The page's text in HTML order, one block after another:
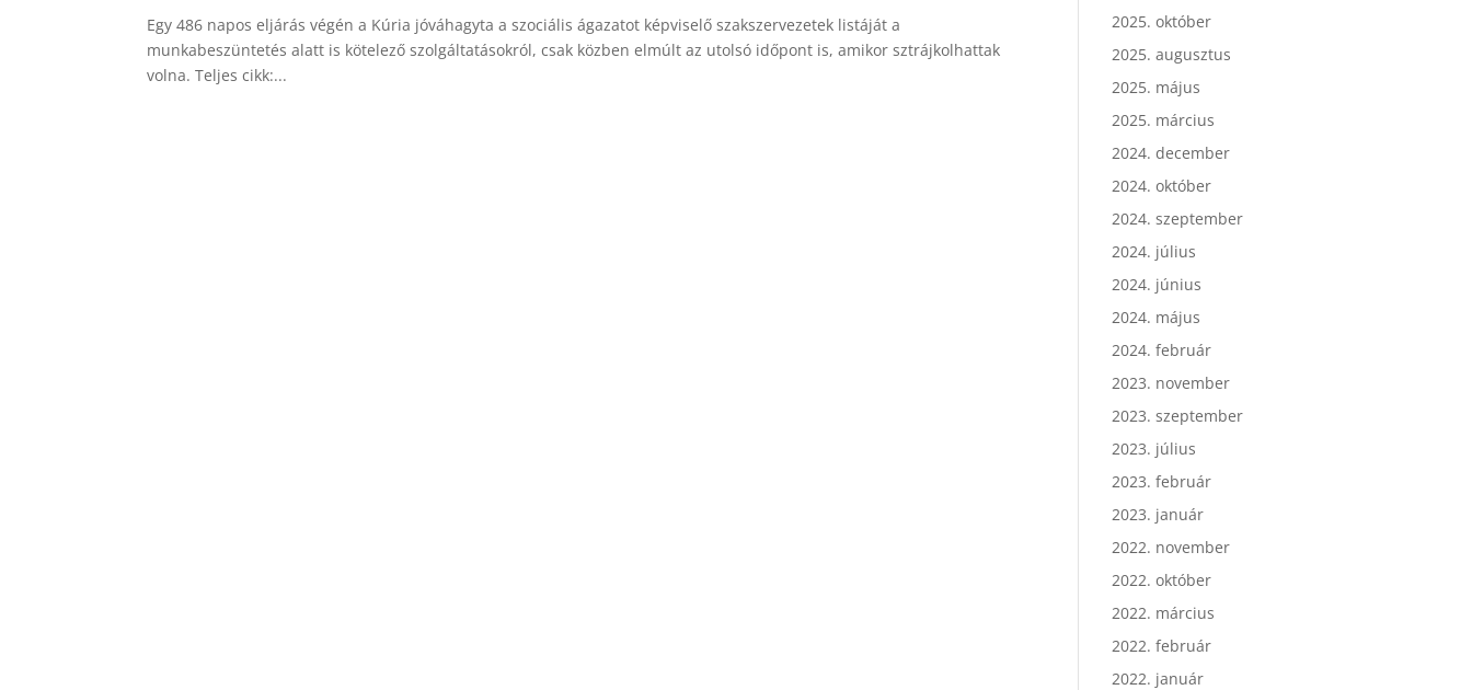
Egy 486 napos eljárás végén a Kúria jóváhagyta a szociális ágazatot képviselő szakszervezetek listáját a
munkabeszüntetés alatt is kötelező szolgáltatásokról, csak közben elmúlt az utolsó időpont is, amikor sztrájkolhattak
volna. Teljes cikk:...
2025. október
2025. augusztus
2025. május
2025. március
2024. december
2024. október
2024. szeptember
2024. július
2024. június
2024. május
2024. február
2023. november
2023. szeptember
2023. július
2023. február
2023. január
2022. november
2022. október
2022. március
2022. február
2022. január